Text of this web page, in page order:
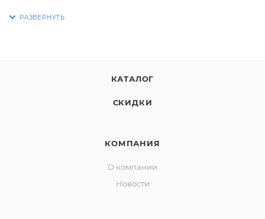
Рекомендуемое соотношение размера стингера к
· #1 – для приманок длиной 15 – 19 см
· #2/0 – для приманок длиной 23 – 27 см
· #3/0 – для приманок длиной 27 – 31 см.
КАТАЛОГ
СКИДКИ
КОМПАНИЯ
О компании
Новости